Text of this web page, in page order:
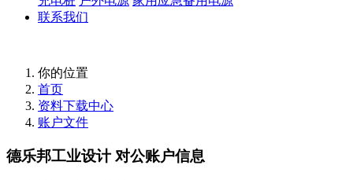
联系我们
你的位置
首页
资料下载中心
账户文件
德乐邦工业设计 对公账户信息